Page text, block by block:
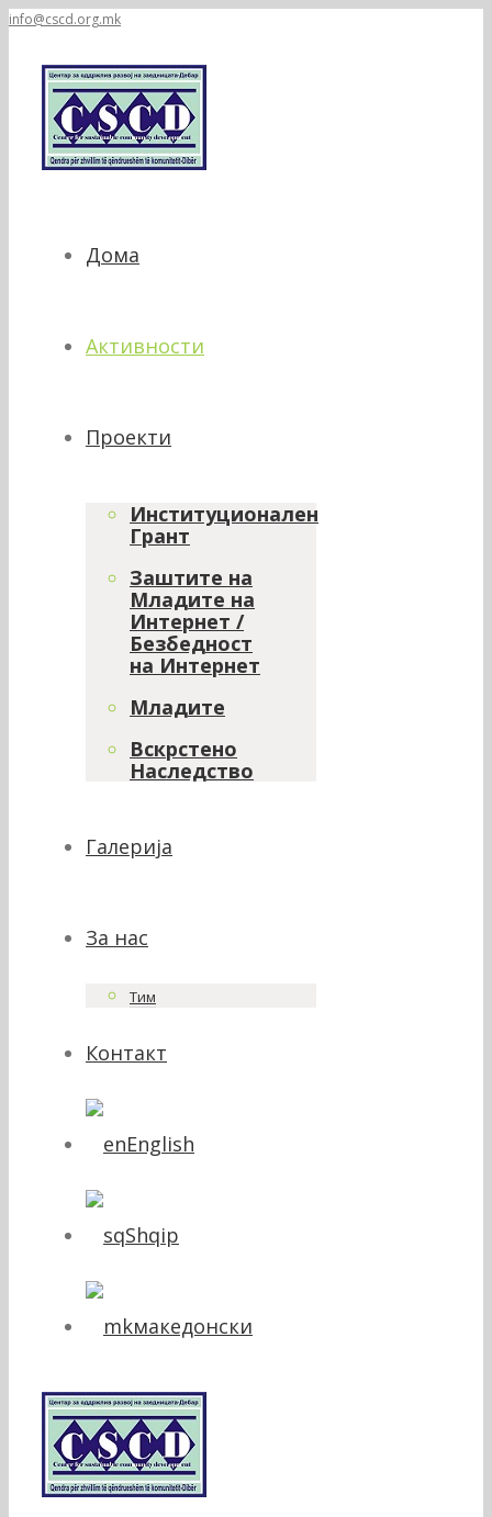
info@cscd.org.mk
Дома
Активности
Проекти
Институционален
Грант
Заштите на
Младите на
Интернет /
Безбедност
на Интернет
Младите
Вскрстено
Наследство
Галерија
За нас
Тим
Контакт
English
Shqip
македонски